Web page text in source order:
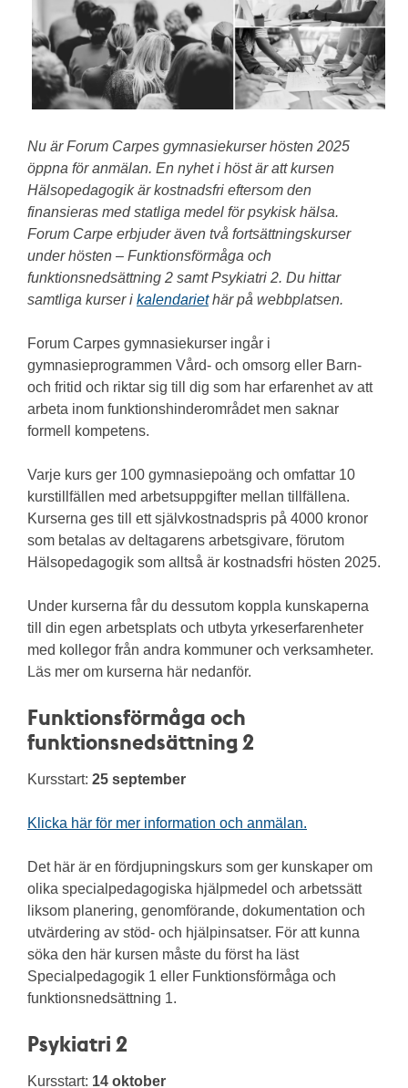
Nu är Forum Carpes gymnasiekurser hösten 2025
öppna för anmälan. En nyhet i höst är att kursen
Hälsopedagogik är kostnadsfri eftersom den
finansieras med statliga medel för psykisk hälsa.
Forum Carpe erbjuder även två fortsättningskurser
under hösten – Funktionsförmåga och
funktionsnedsättning 2 samt Psykiatri 2. Du hittar
samtliga kurser i kalendariethär på webbplatsen.
Forum Carpes gymnasiekurser ingår i
gymnasieprogrammen Vård- och omsorg eller Barn-
och fritid och riktar sig till dig som har erfarenhet av att
arbeta inom funktionshinderområdet men saknar
formell kompetens.
Varje kurs ger 100 gymnasiepoäng och omfattar 10
kurstillfällen med arbetsuppgifter mellan tillfällena.
Kurserna ges till ett självkostnadspris på 4000 kronor
som betalas av deltagarens arbetsgivare, förutom
Hälsopedagogik som alltså är kostnadsfri hösten 2025.
Under kurserna får du dessutom koppla kunskaperna
till din egen arbetsplats och utbyta yrkeserfarenheter
med kollegor från andra kommuner och verksamheter.
Läs mer om kurserna här nedanför.
Funktionsförmåga och
funktionsnedsättning 2
Kursstart: 25 september
Klicka här för mer information och anmälan.
Det här är en fördjupningskurs som ger kunskaper om
olika specialpedagogiska hjälpmedel och arbetssätt
liksom planering, genomförande, dokumentation och
utvärdering av stöd- och hjälpinsatser. För att kunna
söka den här kursen måste du först ha läst
Specialpedagogik 1 eller Funktionsförmåga och
funktionsnedsättning 1.
Psykiatri 2
Kursstart: 14 oktober